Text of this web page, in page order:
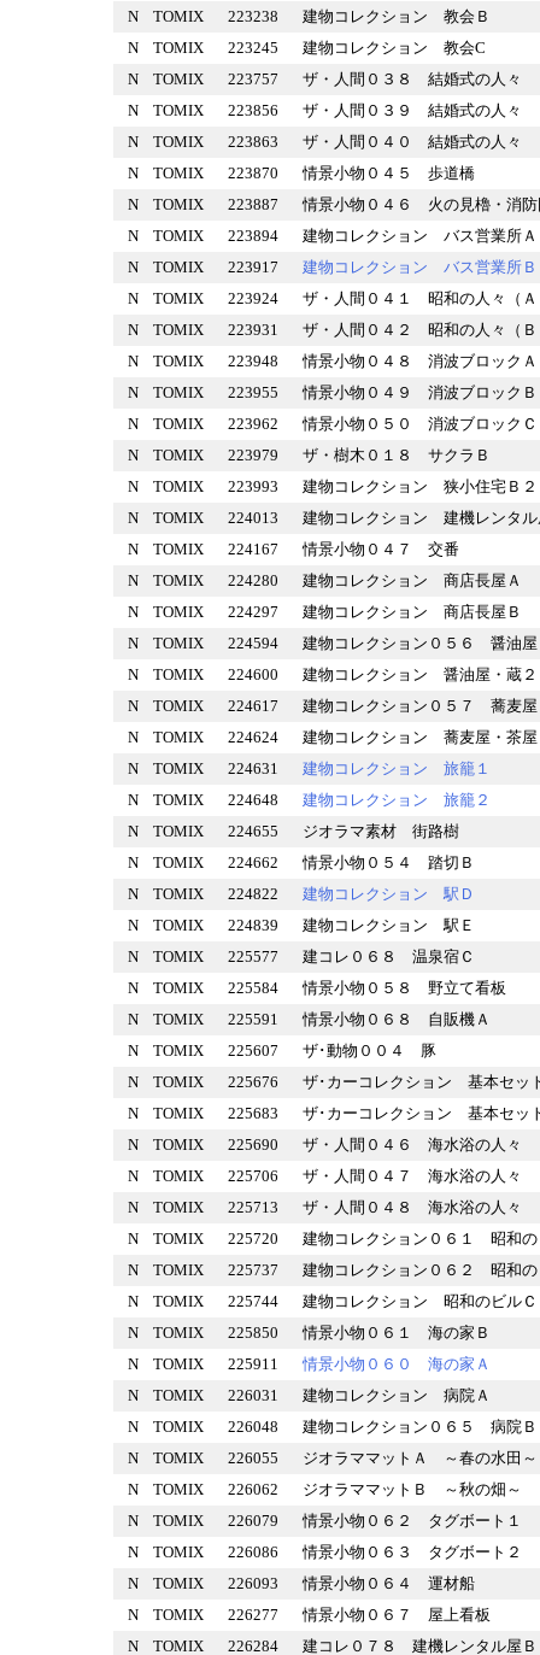
N
TOMIX 223238
建物コレクション 教会Ｂ
N
TOMIX 223245
建物コレクション 教会C
N
TOMIX 223757
ザ・人間０３８ 結婚式の人
N
TOMIX 223856
ザ・人間０３９ 結婚式の人
N
TOMIX 223863
ザ・人間０４０ 結婚式の人
N
TOMIX 223870
情景小物０４５ 歩道橋
N
TOMIX 223887
情景小物０４６ 火の見櫓・
N
TOMIX 223894
建物コレクション バス営業
N
TOMIX 223917
建物コレクション バス営業
N
TOMIX 223924
ザ・人間０４１ 昭和の人々
N
TOMIX 223931
ザ・人間０４２ 昭和の人々
N
TOMIX 223948
情景小物０４８ 消波ブロッ
N
TOMIX 223955
情景小物０４９ 消波ブロッ
N
TOMIX 223962
情景小物０５０ 消波ブロッ
N
TOMIX 223979
ザ・樹木０１８ サクラＢ
N
TOMIX 223993
建物コレクション 狭小住宅
N
TOMIX 224013
建物コレクション 建機レン
N
TOMIX 224167
情景小物０４７ 交番
N
TOMIX 224280
建物コレクション 商店長屋
N
TOMIX 224297
建物コレクション 商店長屋
N
TOMIX 224594
建物コレクション０５６ 醤
N
TOMIX 224600
建物コレクション 醤油屋・
N
TOMIX 224617
建物コレクション０５７ 蕎
N
TOMIX 224624
建物コレクション 蕎麦屋・
N
TOMIX 224631
建物コレクション 旅籠１
N
TOMIX 224648
建物コレクション 旅籠２
N
TOMIX 224655
ジオラマ素材 街路樹
N
TOMIX 224662
情景小物０５４ 踏切Ｂ
N
TOMIX 224822
建物コレクション 駅Ｄ
N
TOMIX 224839
建物コレクション 駅Ｅ
N
TOMIX 225577
建コレ０６８ 温泉宿Ｃ
N
TOMIX 225584
情景小物０５８ 野立て看板
N
TOMIX 225591
情景小物０６８ 自販機Ａ
N
TOMIX 225607
ザ･動物００４ 豚
N
TOMIX 225676
ザ･カーコレクション 基本
N
TOMIX 225683
ザ･カーコレクション 基本
N
TOMIX 225690
ザ・人間０４６ 海水浴の人
N
TOMIX 225706
ザ・人間０４７ 海水浴の人
N
TOMIX 225713
ザ・人間０４８ 海水浴の人
N
TOMIX 225720
建物コレクション０６１ 昭
N
TOMIX 225737
建物コレクション０６２ 昭
N
TOMIX 225744
建物コレクション 昭和のビ
N
TOMIX 225850
情景小物０６１ 海の家Ｂ
N
TOMIX 225911
情景小物０６０ 海の家Ａ
N
TOMIX 226031
建物コレクション 病院Ａ
N
TOMIX 226048
建物コレクション０６５ 病
N
TOMIX 226055
ジオラママットＡ ～春の水
N
TOMIX 226062
ジオラママットＢ ～秋の畑
N
TOMIX 226079
情景小物０６２ タグボート
N
TOMIX 226086
情景小物０６３ タグボート
N
TOMIX 226093
情景小物０６４ 運材船
N
TOMIX 226277
情景小物０６７ 屋上看板
N
TOMIX 226284
建コレ０７８ 建機レンタル